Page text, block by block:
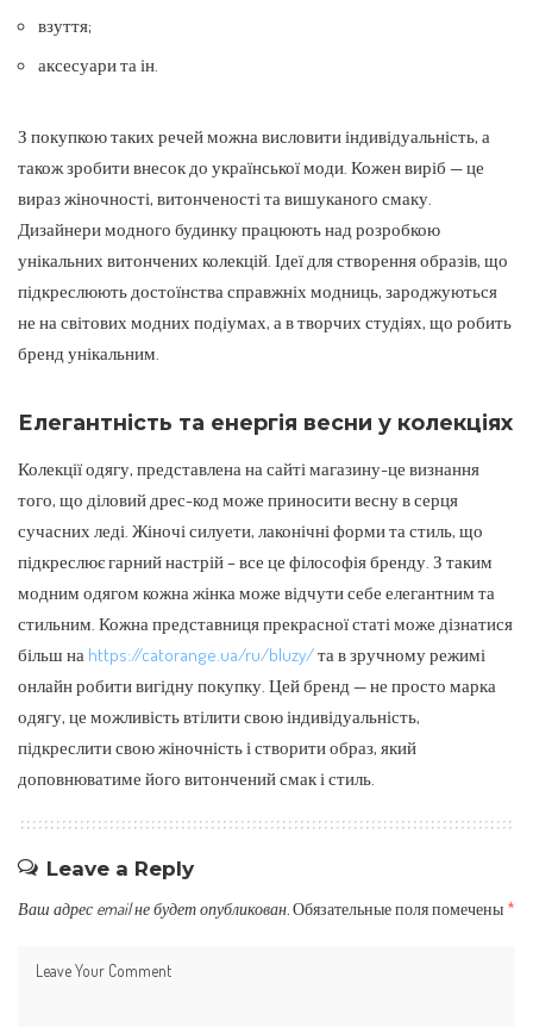
взуття;
аксесуари та ін.
З покупкою таких речей можна висловити індивідуальність, а
також зробити внесок до української моди. Кожен виріб — це
вираз жіночності, витонченості та вишуканого смаку.
Дизайнери модного будинку працюють над розробкою
унікальних витончених колекцій. Ідеї для створення образів, що
підкреслюють достоїнства справжніх модниць, зароджуються
не на світових модних подіумах, а в творчих студіях, що робить
бренд унікальним.
Елегантність та енергія весни у колекціях
Колекції одягу, представлена на сайті магазину-це визнання
того, що діловий дрес-код може приносити весну в серця
сучасних леді. Жіночі силуети, лаконічні форми та стиль, що
підкреслює гарний настрій – все це філософія бренду. З таким
модним одягом кожна жінка може відчути себе елегантним та
стильним. Кожна представниця прекрасної статі може дізнатися
більш на https://catorange.ua/ru/bluzy/та в зручному режимі
онлайн робити вигідну покупку. Цей бренд — не просто марка
одягу, це можливість втілити свою індивідуальність,
підкреслити свою жіночність і створити образ, який
доповнюватиме його витончений смак і стиль.
Leave a Reply
Ваш адрес email не будет опубликован. Обязательные поля помечены *